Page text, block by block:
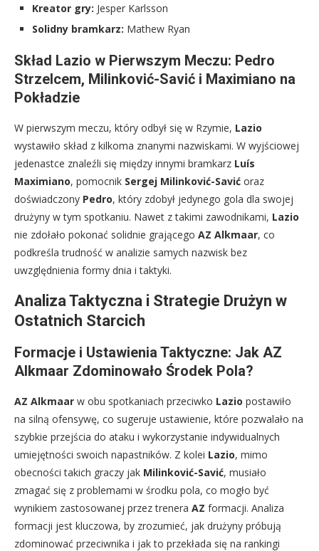
Kreator gry: Jesper Karlsson
Solidny bramkarz: Mathew Ryan
Skład Lazio w Pierwszym Meczu: Pedro
Strzelcem, Milinković-Savić i Maximiano na
Pokładzie
W pierwszym meczu, który odbył się w Rzymie, Lazio
wystawiło skład z kilkoma znanymi nazwiskami. W wyjściowej
jedenastce znaleźli się między innymi bramkarz Luís
Maximiano, pomocnik Sergej Milinković-Savić oraz
doświadczony Pedro, który zdobył jedynego gola dla swojej
drużyny w tym spotkaniu. Nawet z takimi zawodnikami, Lazio
nie zdołało pokonać solidnie grającego AZ Alkmaar, co
podkreśla trudność w analizie samych nazwisk bez
uwzględnienia formy dnia i taktyki.
Analiza Taktyczna i Strategie Drużyn w
Ostatnich Starcich
Formacje i Ustawienia Taktyczne: Jak AZ
Alkmaar Zdominowało Środek Pola?
AZ Alkmaar w obu spotkaniach przeciwko Lazio postawiło
na silną ofensywę, co sugeruje ustawienie, które pozwalało na
szybkie przejścia do ataku i wykorzystanie indywidualnych
umiejętności swoich napastników. Z kolei Lazio, mimo
obecności takich graczy jak Milinković-Savić, musiało
zmagać się z problemami w środku pola, co mogło być
wynikiem zastosowanej przez trenera AZ formacji. Analiza
formacji jest kluczowa, by zrozumieć, jak drużyny próbują
zdominować przeciwnika i jak to przekłada się na rankingi